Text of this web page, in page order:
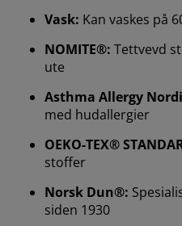
Vask: Kan vaskes på
NOMITE®: Tettvevd
ute
Asthma Allergy
med hudallergier
OEKO-TEX®
stoffer
Norsk Dun®:
siden 1930
Vi tilpasser